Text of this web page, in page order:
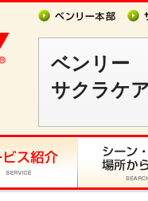
ベンリー
サクラケ